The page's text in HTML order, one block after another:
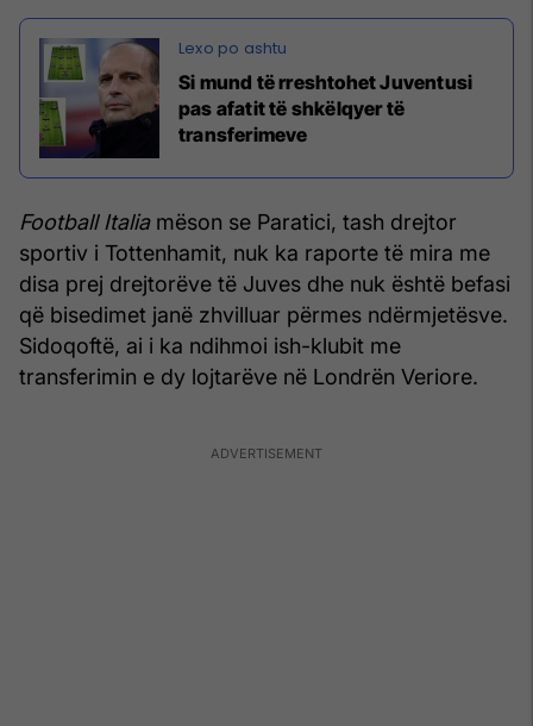
Si mund të rreshtohet Juventusi
pas afatit të shkëlqyer të
transferimeve
Football Italiamëson se Paratici, tash drejtor
sportiv i Tottenhamit, nuk ka raporte të mira me
disa prej drejtorëve të Juves dhe nuk është befasi
që bisedimet janë zhvilluar përmes ndërmjetësve.
Sidoqoftë, ai i ka ndihmoi ish-klubit me
transferimin e dy lojtarëve në Londrën Veriore.